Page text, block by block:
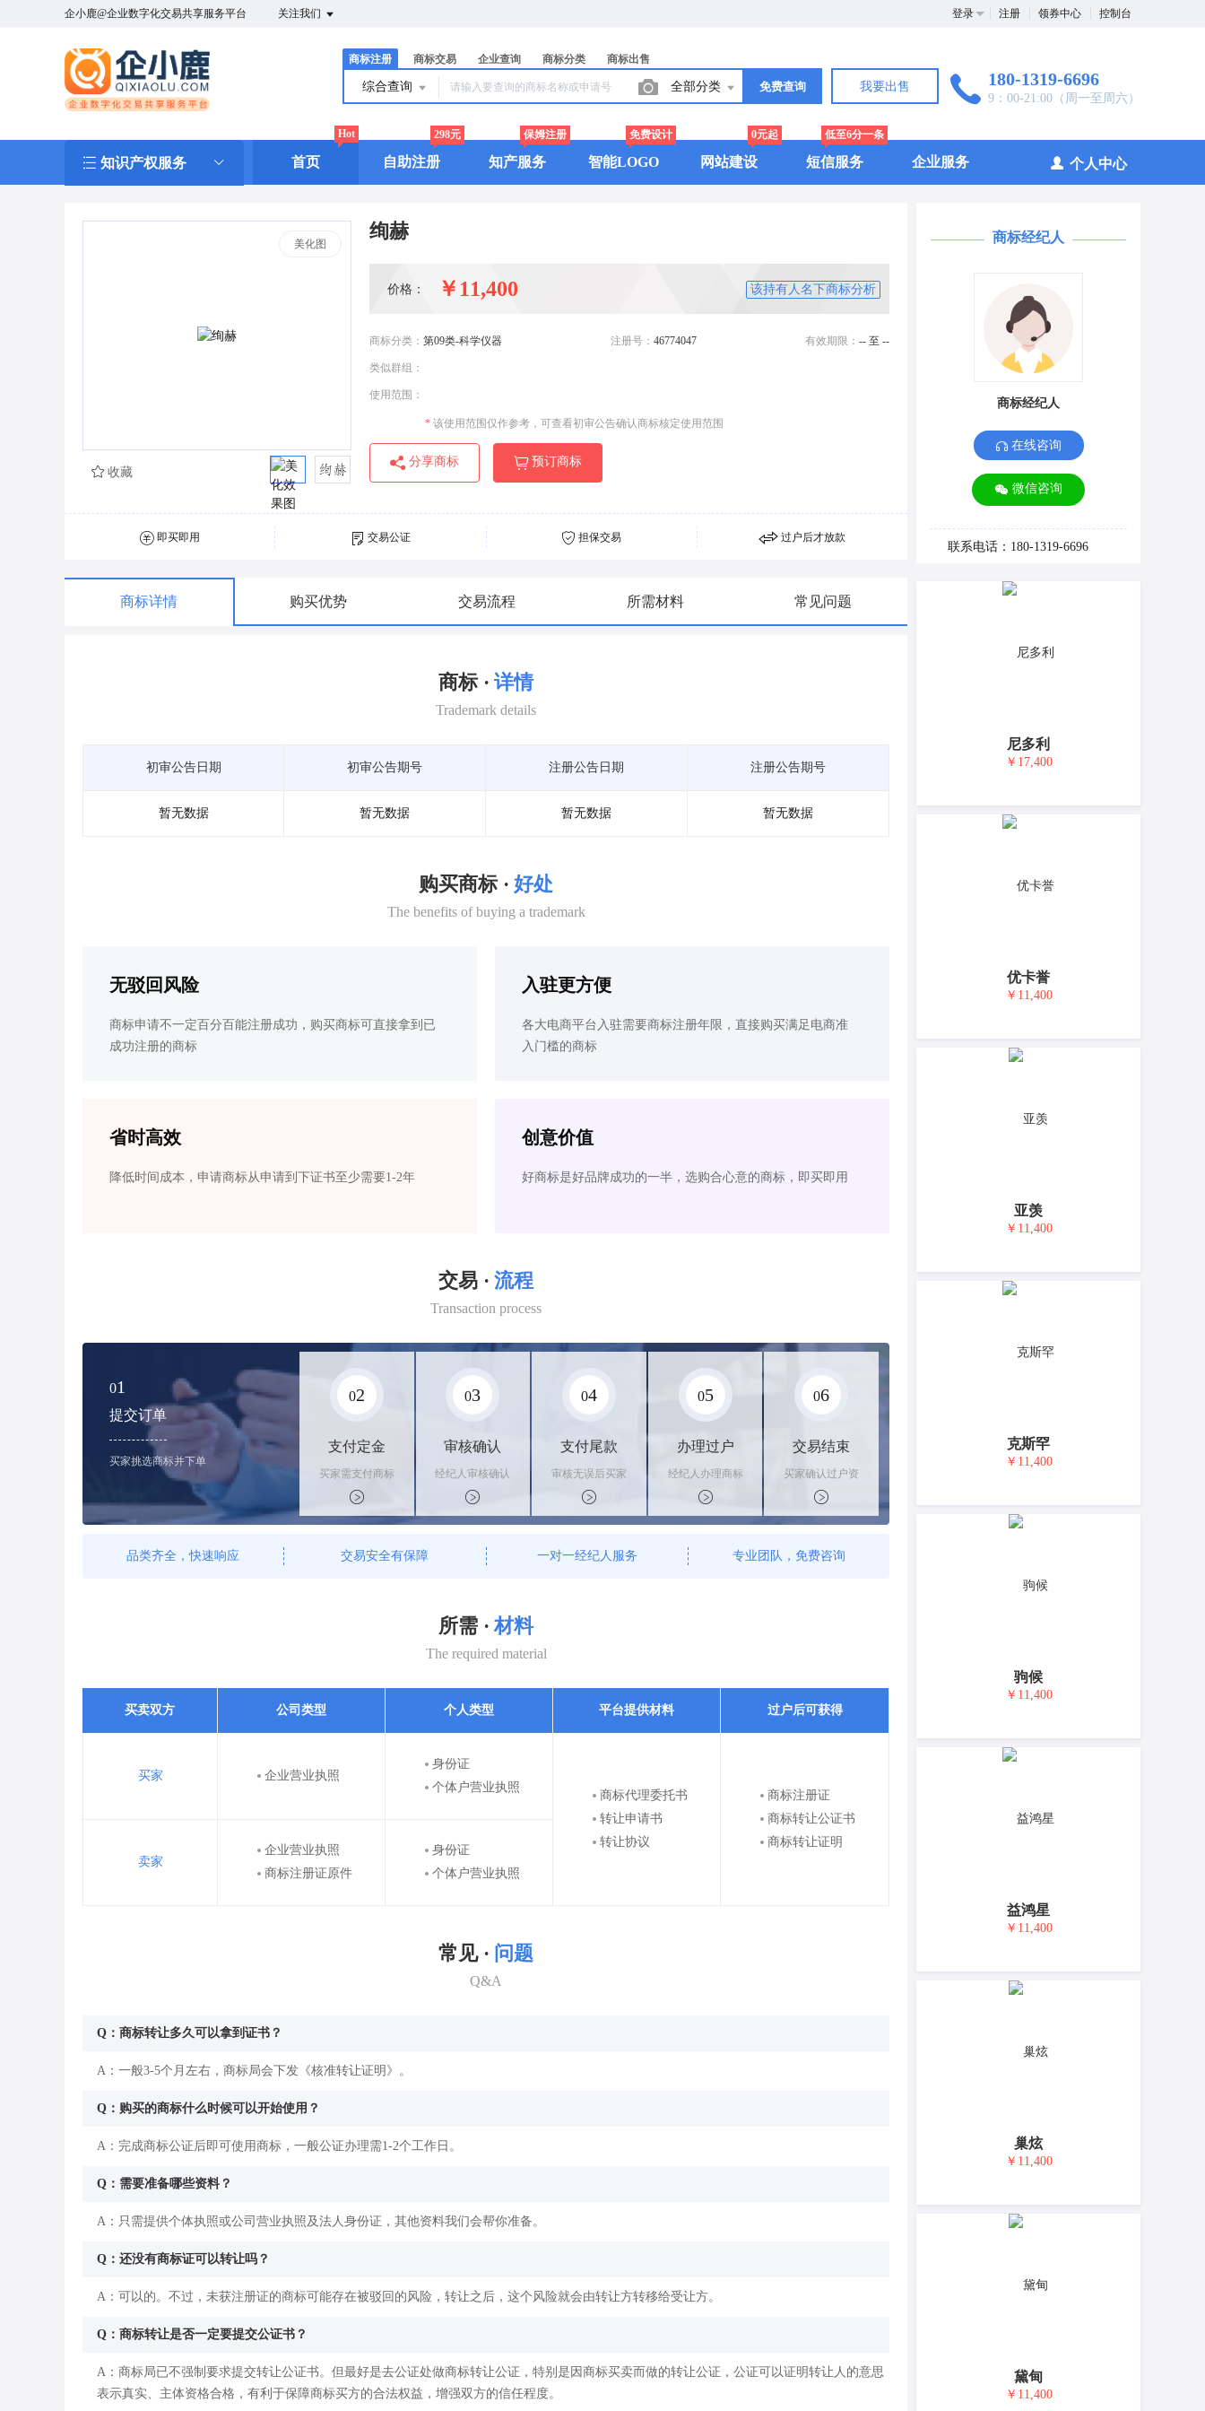
企小鹿@企业数字化交易共享服务平台 关注我们 登录 注册 领券中心 控制台
商标注册 商标交易 企业查询 商标分类 商标出售
综合查询 全部分类 免费查询 我要出售 180-1319-6696
9：00-21:00（周一至周六）
知识产权服务 首页
Hot
自助注册
298元
知产服务
保姆注册
智能LOGO
免费设计
网站建设
0元起
短信服务
低至6分一条
企业服务 个人中心
美化图
绚赫
价格： ￥11,400 该持有人名下商标分析
商标分类： 第09类-科学仪器 注册号： 46774047 有效期限： -- 至 --
类似群组：
使用范围：
* 该使用范围仅作参考，可查看初审公告确认商标核定使用范围
分享商标 预订商标
收藏
即买即用 交易公证 担保交易 过户后才放款
商标详情 购买优势 交易流程 所需材料 常见问题
商标 · 详情
Trademark details
初审公告日期 初审公告期号 注册公告日期 注册公告期号
暂无数据 暂无数据 暂无数据 暂无数据
购买商标 · 好处
The benefits of buying a trademark
无驳回风险
商标申请不一定百分百能注册成功，购买商标可直接拿到已
成功注册的商标
入驻更方便
各大电商平台入驻需要商标注册年限，直接购买满足电商准
入门槛的商标
省时高效
降低时间成本，申请商标从申请到下证书至少需要1-2年
创意价值
好商标是好品牌成功的一半，选购合心意的商标，即买即用
交易 · 流程
Transaction process
01
提交订单
买家挑选商标并下单
02
支付定金
买家需支付商标
标价的100%的
购买订金
03
审核确认
经纪人审核确认
商标状态
04
支付尾款
审核无误后买家
支付尾款，卖家
办理相关手续
05
办理过户
经纪人办理商标
转让手续，交付
相关证书
06
交易结束
买家确认过户资
料后，平台解冻
资金支付卖家
品类齐全，快速响应 交易安全有保障 一对一经纪人服务 专业团队，免费咨询
所需 · 材料
The required material
买卖双方 公司类型 个人类型 平台提供材料 过户后可获得
买家 企业营业执照
身份证
个体户营业执照
商标代理委托书
转让申请书
转让协议
商标注册证
商标转让公证书
商标转让证明
卖家
企业营业执照
商标注册证原件
身份证
个体户营业执照
常见 · 问题
Q&A
Q：商标转让多久可以拿到证书？
A：一般3-5个月左右，商标局会下发《核准转让证明》。
Q：购买的商标什么时候可以开始使用？
A：完成商标公证后即可使用商标，一般公证办理需1-2个工作日。
Q：需要准备哪些资料？
A：只需提供个体执照或公司营业执照及法人身份证，其他资料我们会帮你准备。
Q：还没有商标证可以转让吗？
A：可以的。不过，未获注册证的商标可能存在被驳回的风险，转让之后，这个风险就会由转让方转移给受让方。
Q：商标转让是否一定要提交公证书？
A：商标局已不强制要求提交转让公证书。但最好是去公证处做商标转让公证，特别是因商标买卖而做的转让公证，公证可以证明转让人的意思
表示真实、主体资格合格，有利于保障商标买方的合法权益，增强双方的信任程度。
商标经纪人
商标经纪人
在线咨询
微信咨询
联系电话：180-1319-6696
尼多利
￥17,400
优卡誉
￥11,400
亚羡
￥11,400
克斯罕
￥11,400
驹候
￥11,400
益鸿星
￥11,400
巢炫
￥11,400
黛甸
￥11,400